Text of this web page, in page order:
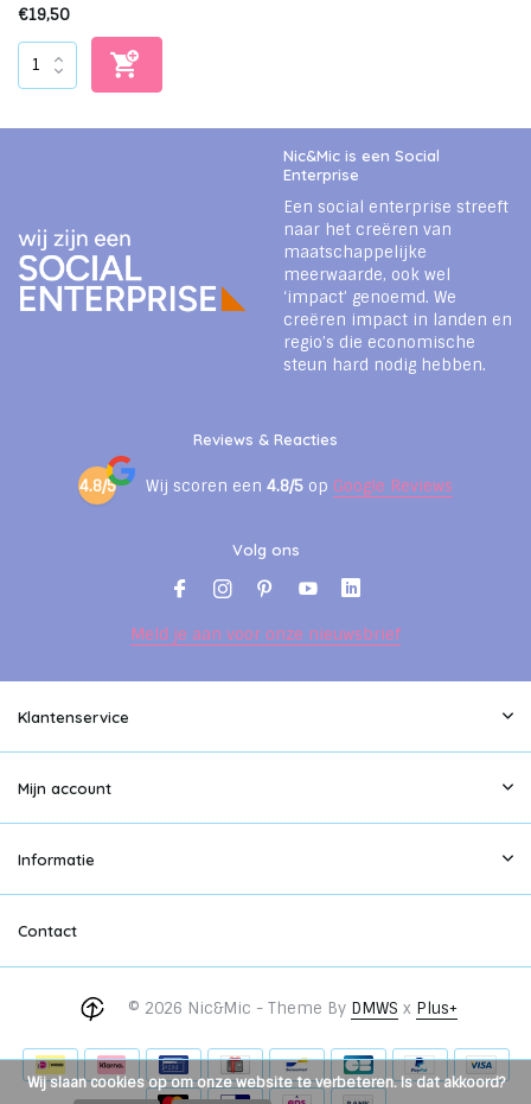
€19,50
Nic&Mic is een Social
Enterprise
Een social enterprise streeft
naar het creëren van
maatschappelijke
meerwaarde, ook wel
‘impact’ genoemd. We
creëren impact in landen en
regio’s die economische
steun hard nodig hebben.
Reviews & Reacties
4.8/5 Wij scoren een 4.8/5 op Google Reviews
Volg ons
Meld je aan voor onze nieuwsbrief
Klantenservice
Mijn account
Informatie
Contact
© 2026 Nic&Mic - Theme By DMWS x Plus+
Wij slaan cookies op om onze website te verbeteren. Is dat akkoord?